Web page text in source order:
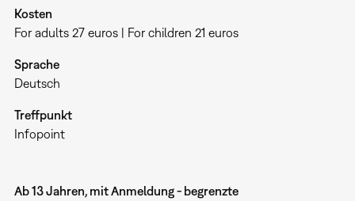
Kosten
For adults 27 euros | For children 21 euros
Sprache
Deutsch
Treffpunkt
Infopoint
Ab 13 Jahren, mit Anmeldung - begrenzte